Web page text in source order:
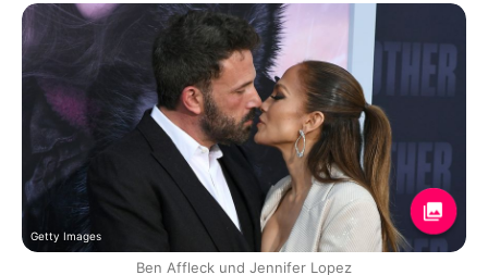
Getty Images
Ben Affleck und Jennifer Lopez